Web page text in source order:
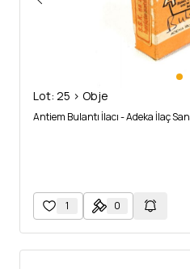
Lot: 25 > Obje
Antiem Bulantı İlacı - Adeka İlaç
1 0